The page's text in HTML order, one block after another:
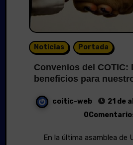
Noticias Portada
Convenios del COTIC:
beneficios para
coitic-web
21 de
En la última asamblea de UPCAN (Unión